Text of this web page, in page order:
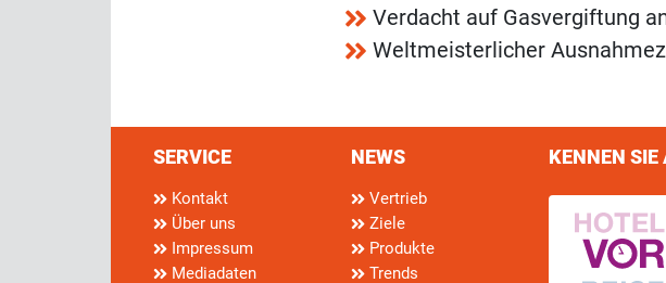
Verdacht auf Gasvergiftung
Weltmeisterlicher
SERVICE
Kontakt
Über uns
Impressum
Mediadaten
NEWS
Vertrieb
Ziele
Produkte
Trends
KENNEN SIE